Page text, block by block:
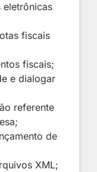
eletrônicas
fiscais
fiscais;
e dialogar
referente
de
XML;